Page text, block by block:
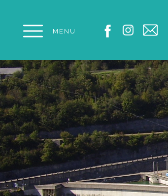
MENU